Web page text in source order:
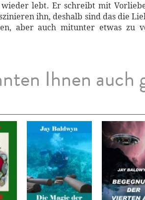
lebt. Er schreibt mit
ihn, deshalb sind das die
aber auch mitunter etwas zu
Ihnen auch